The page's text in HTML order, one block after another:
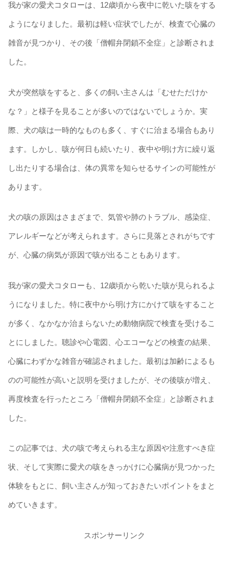
我が家の愛犬コタローは、12歳頃から夜中に乾いた咳をする
ようになりました。最初は軽い症状でしたが、検査で心臓の
雑音が見つかり、その後「僧帽弁閉鎖不全症」と診断されま
した。
犬が突然咳をすると、多くの飼い主さんは「むせただけか
な？」と様子を見ることが多いのではないでしょうか。実
際、犬の咳は一時的なものも多く、すぐに治まる場合もあり
ます。しかし、咳が何日も続いたり、夜中や明け方に繰り返
し出たりする場合は、体の異常を知らせるサインの可能性が
あります。
犬の咳の原因はさまざまで、気管や肺のトラブル、感染症、
アレルギーなどが考えられます。さらに見落とされがちです
が、心臓の病気が原因で咳が出ることもあります。
我が家の愛犬コタローも、12歳頃から乾いた咳が見られるよ
うになりました。特に夜中から明け方にかけて咳をすること
が多く、なかなか治まらないため動物病院で検査を受けるこ
とにしました。聴診や心電図、心エコーなどの検査の結果、
心臓にわずかな雑音が確認されました。最初は加齢によるも
のの可能性が高いと説明を受けましたが、その後咳が増え、
再度検査を行ったところ「僧帽弁閉鎖不全症」と診断されま
した。
この記事では、犬の咳で考えられる主な原因や注意すべき症
状、そして実際に愛犬の咳をきっかけに心臓病が見つかった
体験をもとに、飼い主さんが知っておきたいポイントをまと
めていきます。
スポンサーリンク